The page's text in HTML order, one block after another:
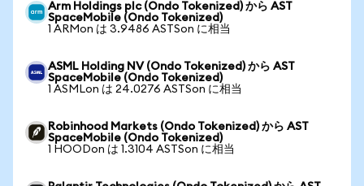
Arm Holdings plc (Ondo Tokenized) から AST
SpaceMobile (Ondo Tokenized)
1 ARMon は 3.9486 ASTSon に相当
ASML Holding NV (Ondo Tokenized) から AST
SpaceMobile (Ondo Tokenized)
1 ASMLon は 24.0276 ASTSon に相当
Robinhood Markets (Ondo Tokenized) から AST
SpaceMobile (Ondo Tokenized)
1 HOODon は 1.3104 ASTSon に相当